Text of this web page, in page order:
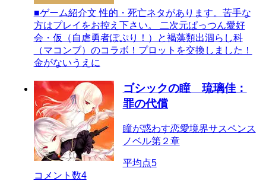
■ゲーム紹介文 性的・死亡ネタがあります。苦手な
方はプレイをお控え下さい。 二次元ぱっつん愛好
会・仮（自虐勇者ぽぷり！）と褐藻類出涸らし科
（マコンブ）のコラボ！プロットを交換しました！
金がないうえに
ゴシックの瞳 琉璃佳：
罪の代償
瞳が惑わす恋愛境界サスペンス
ノベル第２章
平均点5
コメント数4